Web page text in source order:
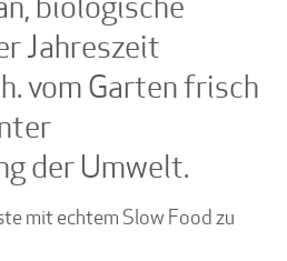
Jahreszeit
vom Garten frisch
der Umwelt.
mit echtem Slow Food zu